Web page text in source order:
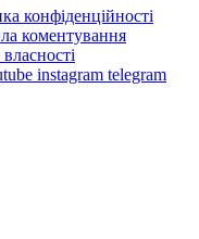
конфіденційності
коментування
instagram telegram